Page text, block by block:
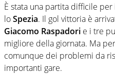
È stata una partita difficile per
loSpezia. Il gol vittoria è
Giacomo Raspadori e i tre
migliore della giornata. Ma per
comunque dei problemi da
importanti gare.